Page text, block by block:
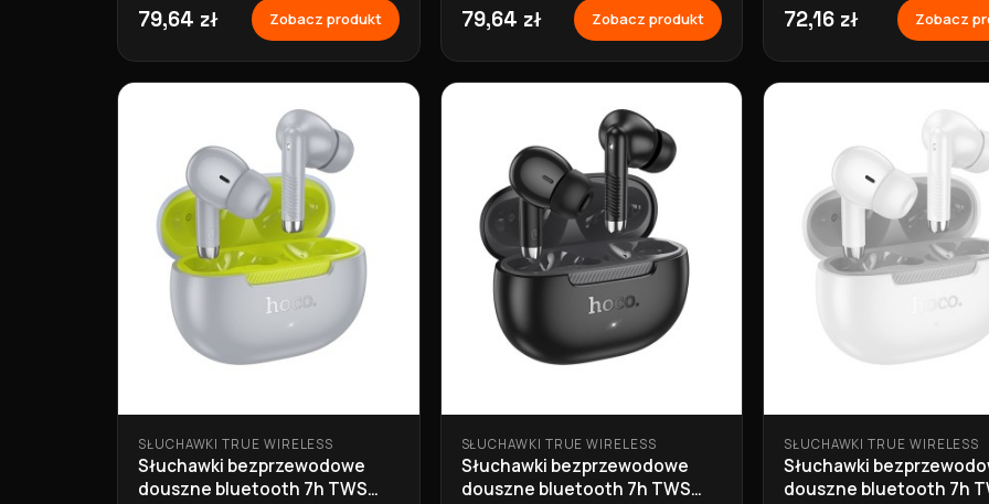
79,64 zł Zobacz produkt 79,64 zł Zobacz produkt 72,16 zł Zobacz
SŁUCHAWKI TRUE WIRELESS
Słuchawki bezprzewodowe
douszne bluetooth 7h TWS
SŁUCHAWKI TRUE WIRELESS
Słuchawki bezprzewodowe
douszne bluetooth 7h TWS
SŁUCHAWKI TRUE WIRELESS
Słuchawki
douszne bluetooth 7h